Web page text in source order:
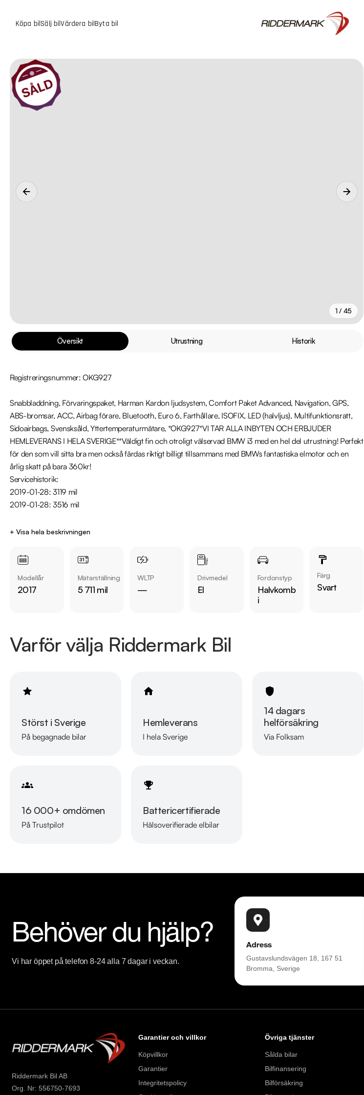
Köpa bilSälj bilVärdera bilByta bil
1 / 45
Översikt Utrustning Historik
Registreringsnummer: OKG927
Snabbladdning, Förvaringspaket, Harman Kardon ljudsystem, Comfort Paket Advanced, Navigation, GPS,
ABS-bromsar, ACC, Airbag förare, Bluetooth, Euro 6, Farthållare, ISOFIX, LED (halvljus), Multifunktionsratt,
Sidoairbags, Svensksåld, Yttertemperaturmätare, *OKG927*VI TAR ALLA INBYTEN OCH ERBJUDER
HEMLEVERANS I HELA SVERIGE**Väldigt fin och otroligt välservad BMW i3 med en hel del utrustning! Perfekt
för den som vill sitta bra men också färdas riktigt billigt tillsammans med BMWs fantastiska elmotor och en
årlig skatt på bara 360kr!
Servicehistorik:
2019-01-28: 3119 mil
2019-01-28: 3516 mil
Den är leveransklar & utrustning över standard - Snabbladdning, Förvaringspaket, Harman Kardon
Övrig information om bilen: Årsskatt på ynka 360:- Leasbar för företag, endast en tidigare brukare sedan ny!
Besiktigad till och med 2022-04-30!
Välkommen till Riddermark Bil AB - Sveriges största märkesoberoende bilfirma! Alla våra bilar är leveransklara
Eftersom vi har väldigt korta lagertider på våra bilar rekommenderar vi våra kunder att ringa oss på 08-360
826 för att kontrollera att fordonet finns kvar! Vi ordnar en finansiering som passar just dina behov, erbjuder
+ Visa hela beskrivningen
Modellår
2017
Mätarställning
5 711 mil
WLTP
—
Drivmedel
El
Fordonstyp
Halvkomb
i
Färg
Svart
Varför välja Riddermark Bil
Störst i Sverige
På begagnade bilar
Hemleverans
I hela Sverige
14 dagars
helförsäkring
Via Folksam
16 000+ omdömen
På Trustpilot
Battericertifierade
Hälsoverifierade elbilar
Behöver du hjälp?
Vi har öppet på telefon 8-24 alla 7 dagar i veckan.
Adress
Gustavslundsvägen 18, 167 51
Bromma, Sverige
Riddermark Bil AB
Org. Nr: 556750-7693
Garantier och villkor
Köpvillkor
Garantier
Integritetspolicy
Övriga tjänster
Sålda bilar
Bilfinansering
Bilförsäkring